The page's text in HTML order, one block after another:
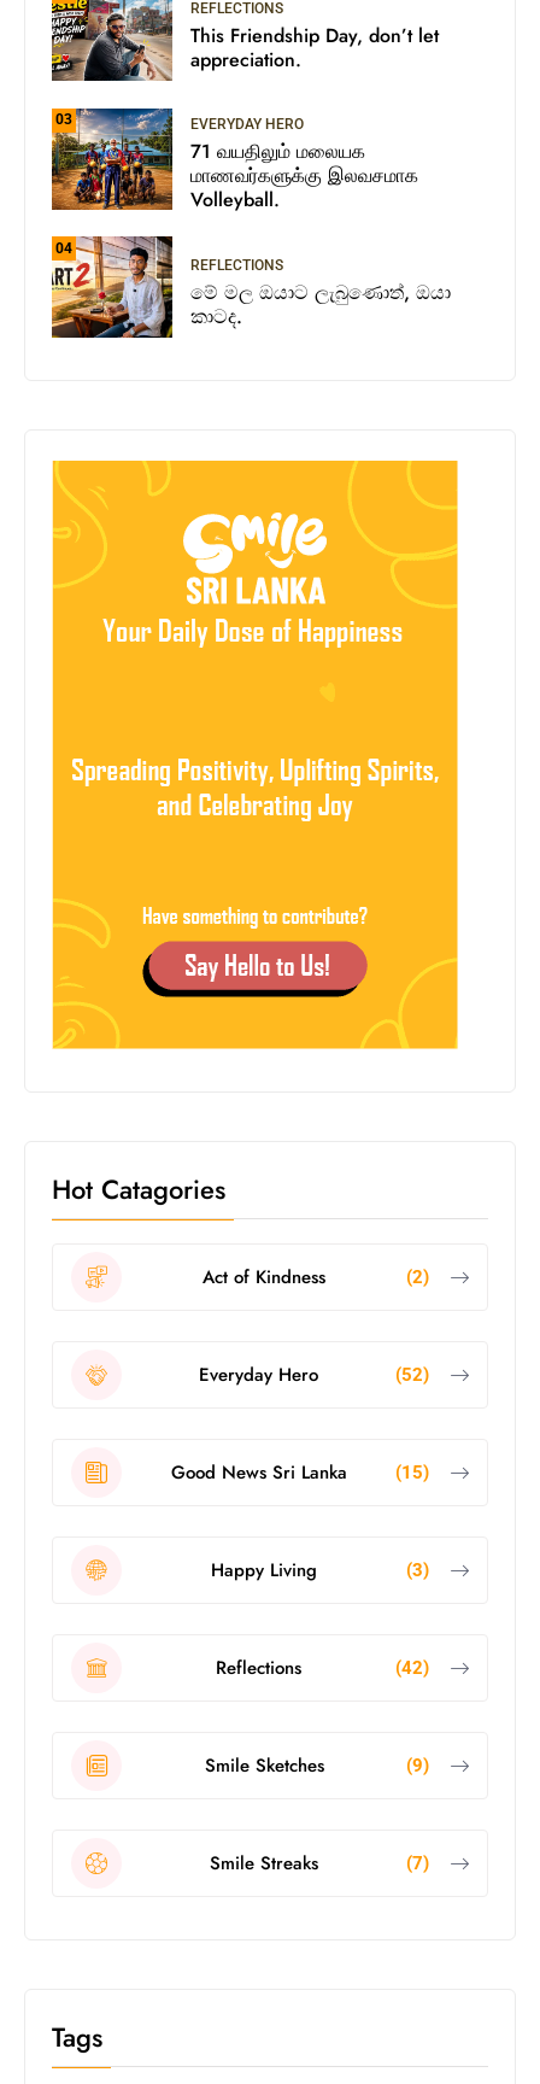
REFLECTIONS
This Friendship Day, don’t let
appreciation.
03 EVERYDAY HERO
71 வயதிலும் மலையக
மாணவர்களுக்கு இலவசமாக
Volleyball.
04
REFLECTIONS
මේ මල ඔයාට ලැබුණොත්, ඔයා
කාටද.
Hot Catagories
Act of Kindness (2)
Everyday Hero (52)
Good News Sri Lanka (15)
Happy Living (3)
Reflections (42)
Smile Sketches (9)
Smile Streaks (7)
Tags